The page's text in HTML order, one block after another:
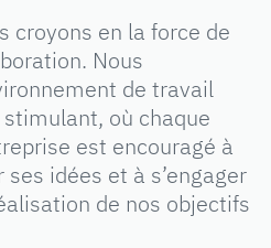
croyons en la force de
Nous
de travail
où chaque
est encouragé à
idées et à s’engager
de nos objectifs